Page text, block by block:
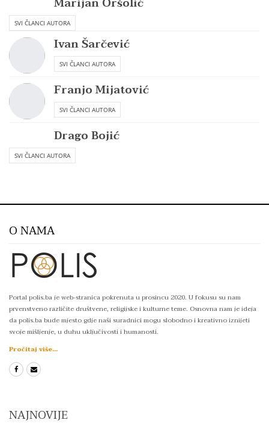
SVI ČLANCI AUTORA
Ivan Šarčević
SVI ČLANCI AUTORA
Franjo Mijatović
SVI ČLANCI AUTORA
Drago Bojić
SVI ČLANCI AUTORA
O NAMA
Portal polis.ba je web-stranica pokrenuta u prosincu 2020. U fokusu su nam
prvenstveno različite društvene, religijske i kulturne teme. Osnovna nam je ideja
da polis.ba bude mjesto gdje naši suradnici mogu slobodno i kreativno iznijeti
svoje mišljenje, u duhu uključivosti i humanosti.
Pročitaj više...
NAJNOVIJE